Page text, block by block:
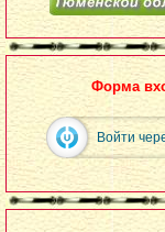
Форма
Войти